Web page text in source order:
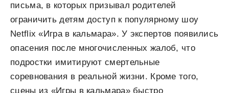
письма, в которых призывал родителей
ограничить детям доступ к популярному шоу
Netflix «Игра в кальмара». У экспертов появились
опасения после многочисленных жалоб, что
подростки имитируют смертельные
соревнования в реальной жизни. Кроме того,
сцены из «Игры в кальмара» быстро